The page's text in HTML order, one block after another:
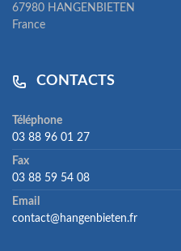
67980 HANGENBIETEN
France
CONTACTS
Téléphone
03 88 96 01 27
Fax
03 88 59 54 08
Email
contact@hangenbieten.fr